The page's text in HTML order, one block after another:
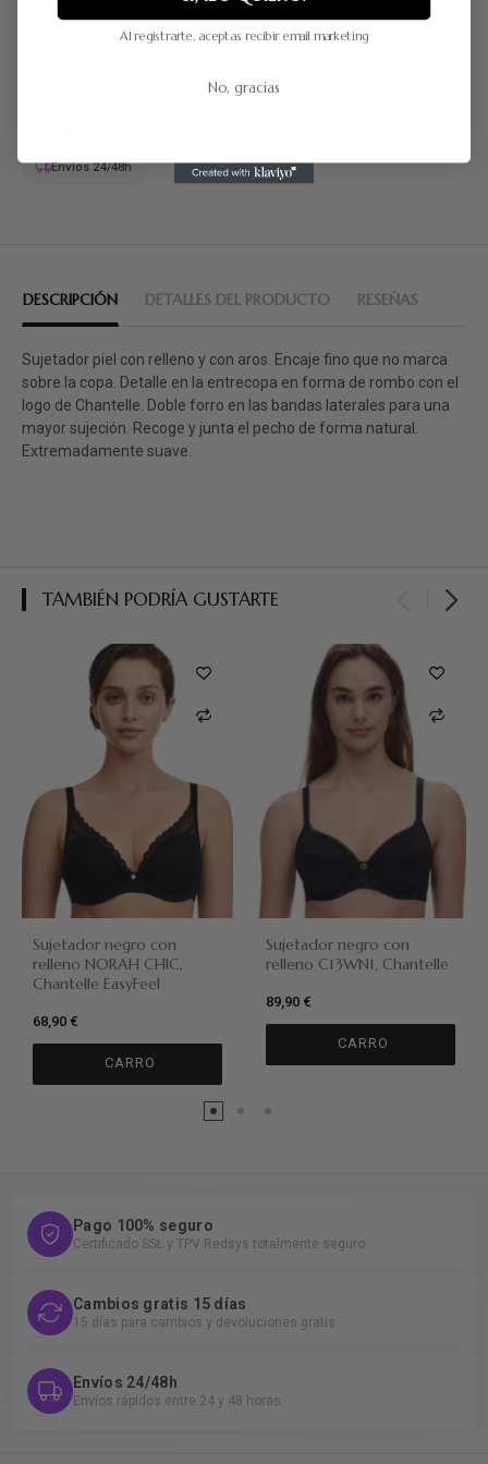
Envíos 24/48h
DESCRIPCIÓN DETALLES DEL PRODUCTO RESEÑAS
Sujetador piel con relleno y con aros. Encaje fino que no marca
sobre la copa. Detalle en la entrecopa en forma de rombo con el
logo de Chantelle. Doble forro en las bandas laterales para una
mayor sujeción. Recoge y junta el pecho de forma natural.
Extremadamente suave.
TAMBIÉN PODRÍA GUSTARTE
Sujetador negro con
relleno NORAH CHIC,
Chantelle EasyFeel
68,90 €
CARRO
Sujetador negro con
relleno C13WN1, Chantelle
89,90 €
CARRO
Pago 100% seguro
Certificado SSL y TPV Redsys totalmente seguro
Cambios gratis 15 días
15 días para cambios y devoluciones gratis
Envíos 24/48h
Envíos rápidos entre 24 y 48 horas
Al registrarte, aceptas recibir email marketing
No, gracias